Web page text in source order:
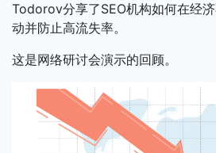
Todorov分享了SEO机构如何在经
动并防止高流失率。
这是网络研讨会演示的回顾。